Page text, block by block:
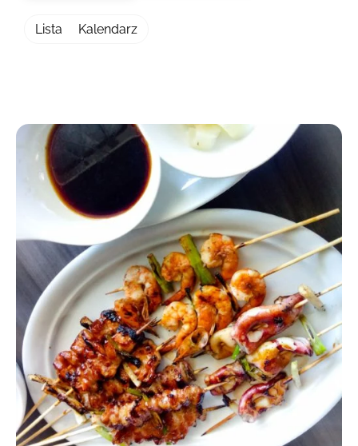
Wybierz lokalizację
Warszawa Kraków Online
Cena
Lista Kalendarz
DOWIEDZ SIĘ WIĘCEJ